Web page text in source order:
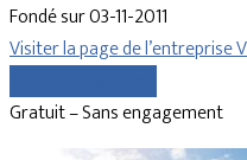
Fondé sur 03-11-2011
Visiter la page de l’entreprise
Gratuit – Sans engagement